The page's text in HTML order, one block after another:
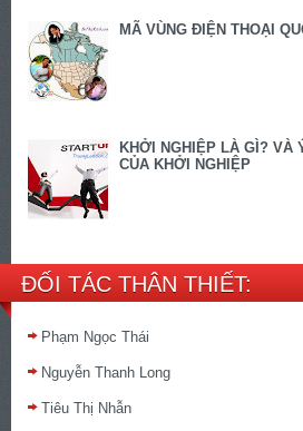
MÃ VÙNG ĐIỆN THOẠI
KHỞI NGHIỆP LÀ GÌ? VÀ
CỦA KHỞI NGHIỆP
ĐỐI TÁC THÂN THIẾT:
Phạm Ngọc Thái
Nguyễn Thanh Long
Tiêu Thị Nhẫn